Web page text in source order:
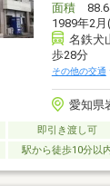
面積
1989年2
名鉄犬
歩28分
その他の交通
愛知県
即引き渡し可
駅から徒歩10分以